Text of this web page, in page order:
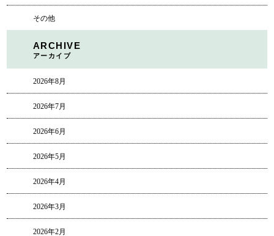
その他
ARCHIVE
アーカイブ
2026年8月
2026年7月
2026年6月
2026年5月
2026年4月
2026年3月
2026年2月